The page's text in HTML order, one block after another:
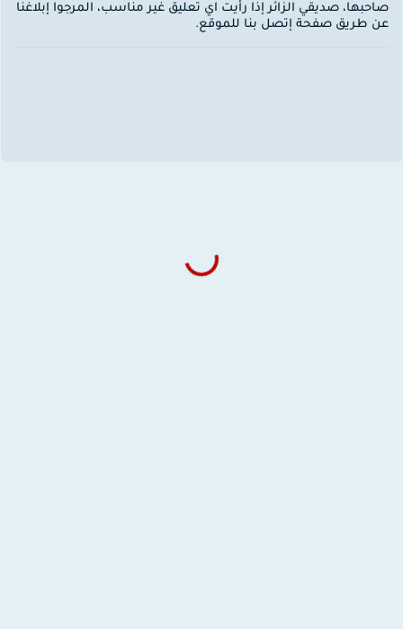
صديقي الزائر إذا رأيت اي تعليق غير مناسب، المرجوا إبلاغنا
طريق صفحة إتصل بنا للموقع.